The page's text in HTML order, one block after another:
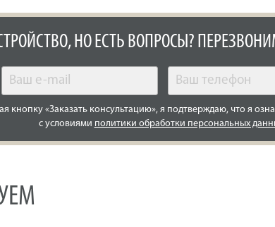
НО ЕСТЬ ВОПРОСЫ?
кнопку «Заказать консультацию», я подтверждаю, что я
с условиями политики обработки персональных